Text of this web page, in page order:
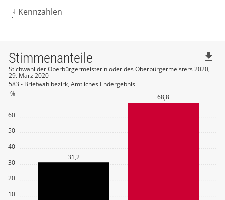
Kennzahlen
10
20
30
40
50
60
%
31,2
68,8
Stimmenanteile
Stichwahl der Oberbürgermeisterin oder des Oberbürgermeisters 2020,
29. März 2020
583 - Briefwahlbezirk, Amtliches Endergebnis
file_download